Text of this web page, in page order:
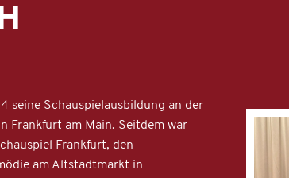
seine Schauspielausbildung an der
Frankfurt am Main. Seitdem war
Frankfurt, den
am Altstadtmarkt in